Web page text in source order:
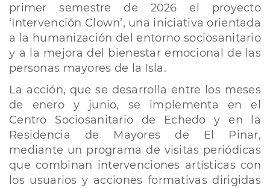
primer semestre de 2026 el proyecto
‘Intervención Clown’, una iniciativa orientada
a la humanización del entorno sociosanitario
y a la mejora del bienestar emocional de las
personas mayores de la Isla.
La acción, que se desarrolla entre los meses
de enero y junio, se implementa en el
Centro Sociosanitario de Echedo y en la
Residencia de Mayores de El Pinar,
mediante un programa de visitas periódicas
que combinan intervenciones artísticas con
los usuarios y acciones formativas dirigidas